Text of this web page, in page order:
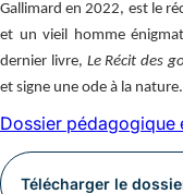
Gallimard en 2022, est le
et un vieil homme
dernier livre, Le Récit des
et signe une ode à la nature.
Dossier pédagogique
Télécharger le